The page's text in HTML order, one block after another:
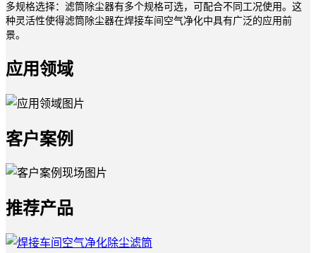
多规格选择：滤筒除尘器有多个规格可选，可配合不同工况使用。这
种灵活性使得滤筒除尘器在焊接车间空气净化中具有广泛的应用前
景。
应用领域
客户案例
推荐产品